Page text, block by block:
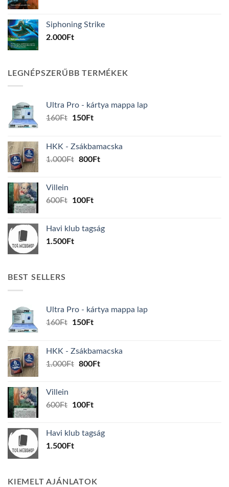
Siphoning Strike
2.000Ft
LEGNÉPSZERŰBB TERMÉKEK
Ultra Pro - kártya mappa lap
160Ft
Original
160Ft.
150FtCurrent
150Ft.
HKK - Zsákbamacska
1.000Ft Original
800FtCurrent
Villein
600Ft
Original
600Ft.
100FtCurrent
100Ft.
Havi klub tagság
1.500Ft
BEST SELLERS
Ultra Pro - kártya mappa lap
160Ft
Original
160Ft.
150FtCurrent
150Ft.
HKK - Zsákbamacska
1.000Ft Original
800FtCurrent
Villein
600Ft
Original
600Ft.
100FtCurrent
100Ft.
Havi klub tagság
1.500Ft
KIEMELT AJÁNLATOK